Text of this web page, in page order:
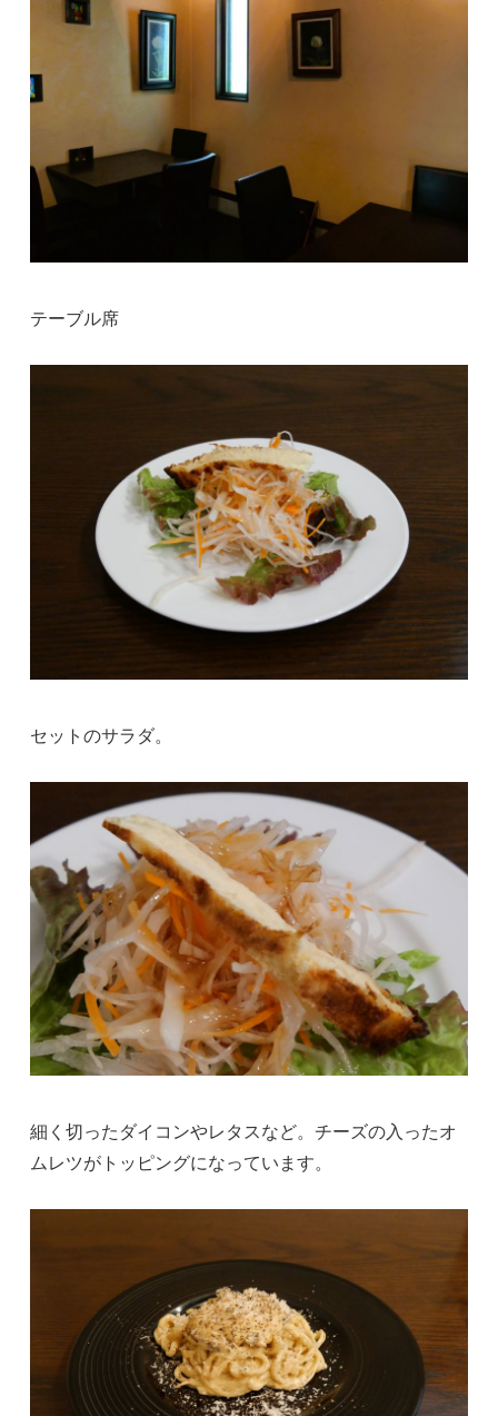
テーブル席
セットのサラダ。
細く切ったダイコンやレタスなど。チーズの入ったオ
ムレツがトッピングになっています。